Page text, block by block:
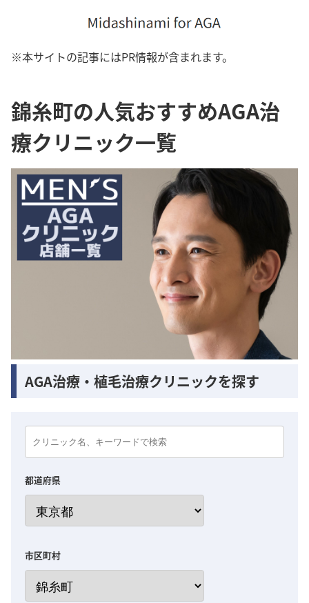
※本サイトの記事にはPR情報が含まれます。
錦糸町の人気おすすめAGA治
療クリニック一覧
AGA治療・植毛治療クリニックを探す
都道府県
市区町村